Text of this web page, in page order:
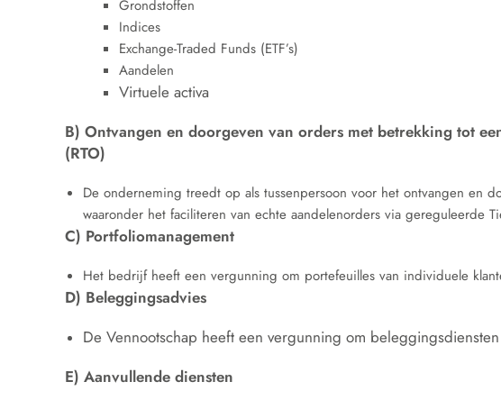
Grondstoffen
Indices
Exchange-Traded Funds (ETF’s)
Aandelen
Virtuele activa
B) Ontvangen en doorgeven van orders met betrekking tot
(RTO)
De onderneming treedt op als tussenpersoon voor het ontvangen en
waaronder het faciliteren van echte aandelenorders via gereguleerde
C) Portfoliomanagement
Het bedrijf heeft een vergunning om portefeuilles van individuele
D) Beleggingsadvies
De Vennootschap heeft een vergunning om
E) Aanvullende diensten